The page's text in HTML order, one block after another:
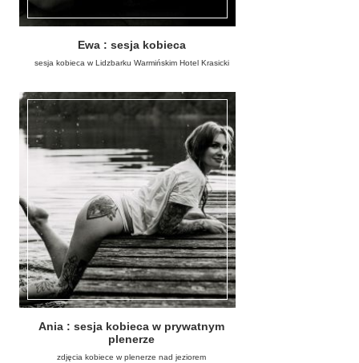
Ewa : sesja kobieca
sesja kobieca w Lidzbarku Warmińskim Hotel Krasicki
Ania : sesja kobieca w prywatnym
plenerze
zdjęcia kobiece w plenerze nad jeziorem